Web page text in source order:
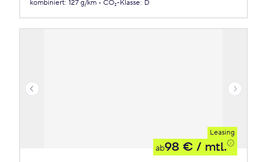
kombiniert: 127 g/km CO₂-Klasse: D
Leasing
ab98 € / mtl.